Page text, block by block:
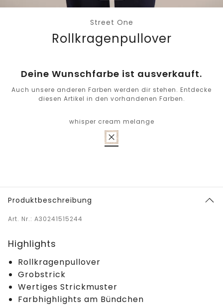
Street One
Rollkragenpullover
Deine Wunschfarbe ist ausverkauft.
Auch unsere anderen Farben werden dir stehen. Entdecke
diesen Artikel in den vorhandenen Farben.
whisper cream melange
Produktbeschreibung
Art. Nr.: A30241515244
Highlights
Rollkragenpullover
Grobstrick
Wertiges Strickmuster
Farbhighlights am Bündchen